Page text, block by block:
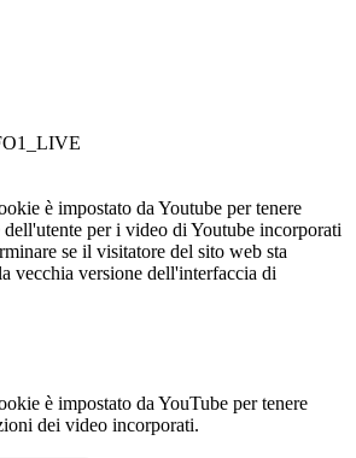
è impostato da Youtube per tenere
dell'utente per i video di Youtube incorporati
se il visitatore del sito web sta
vecchia versione dell'interfaccia di
è impostato da YouTube per tenere
dei video incorporati.